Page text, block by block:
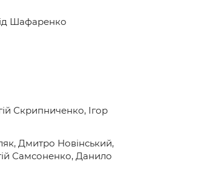
Шафаренко
Скрипниченко, Ігор
Дмитро Новінський,
Самсоненко, Данило